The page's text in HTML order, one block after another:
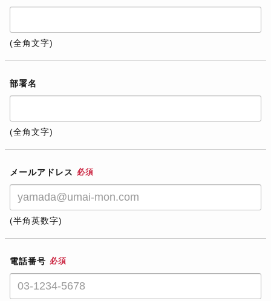
(全角文字)
部署名
(全角文字)
メールアドレス 必須
(半角英数字)
電話番号 必須